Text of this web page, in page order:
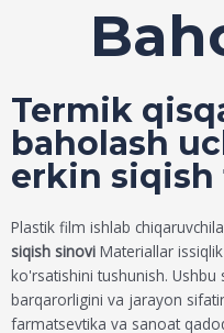
Termik
baholash
erkin siqish
Plastik film ishlab
siqish sinovi Materiallar
ko'rsatishini tushunish.
barqarorligini va jarayon
farmatsevtika va sanoat